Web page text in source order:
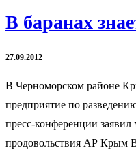
В баранах
27.09.2012
В Черноморском районе
предприятие по
пресс-конференции
продовольствия АР Крым